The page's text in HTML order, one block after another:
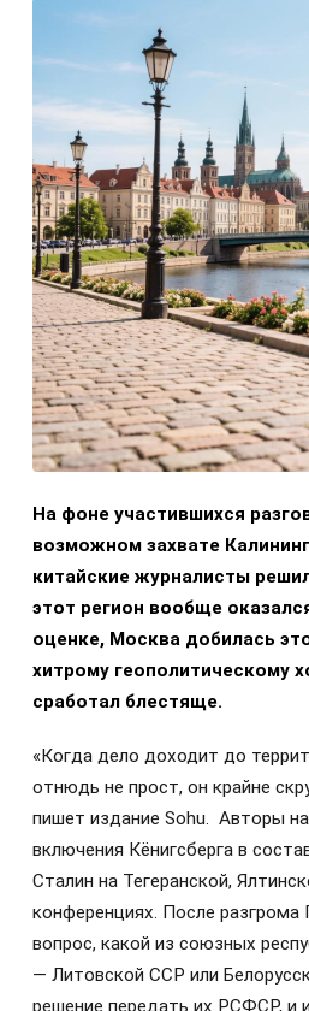
На фоне участившихся
возможном захвате
китайские журналисты
этот регион вообще
оценке, Москва добилась
хитрому геополитическому
сработал блестяще.
«Когда дело доходит до
отнюдь не прост, он крайне
пишет издание Sohu. Авторы
включения Кёнигсберга в
Сталин на Тегеранской,
конференциях. После разгрома
вопрос, какой из союзных
— Литовской ССР или
решение передать их РСФСР, и